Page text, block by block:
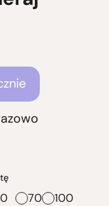
wsparcia
70
100